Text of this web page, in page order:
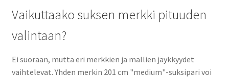
Vaikuttaako suksen merkki pituuden
valintaan?
Ei suoraan, mutta eri merkkien ja mallien jäykkyydet
vaihtelevat. Yhden merkin 201 cm "medium"-suksipari voi